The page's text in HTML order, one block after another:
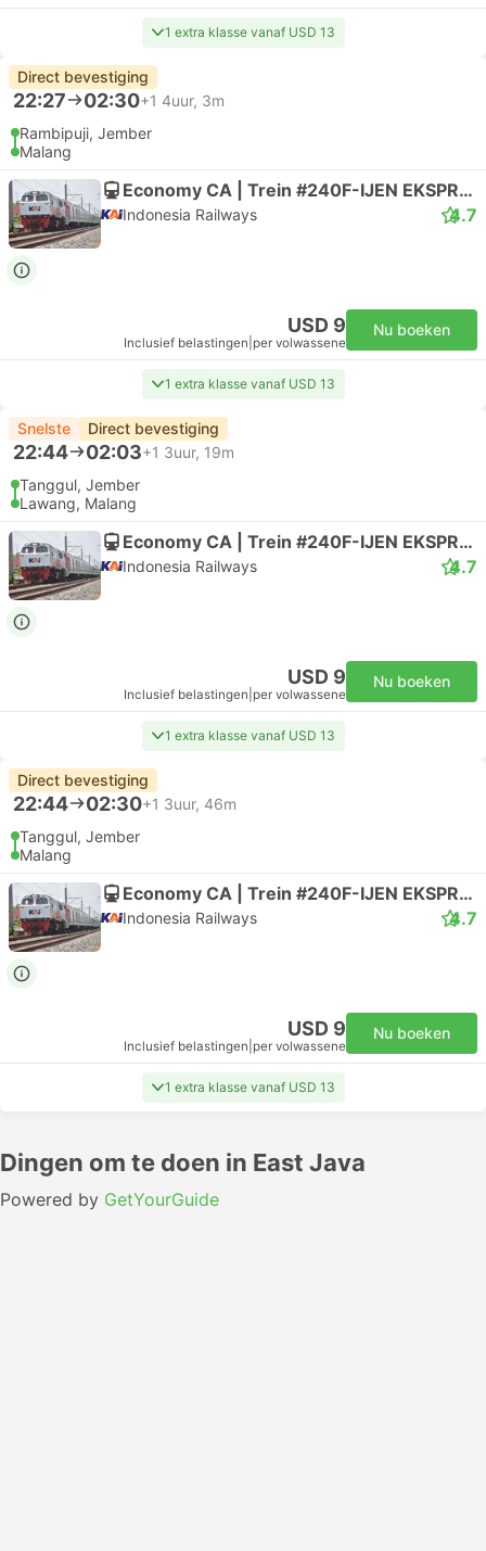
1 extra klasse vanaf USD 13
Direct bevestiging
22:27 02:30+1 4uur, 3m
Rambipuji, Jember
Malang
Economy CA | Trein #240F-IJEN EKSPRES
Indonesia Railways 4.7
USD 9
Inclusief belastingen per volwassene
Nu boeken
1 extra klasse vanaf USD 13
Snelste Direct bevestiging
22:44 02:03+1 3uur, 19m
Tanggul, Jember
Lawang, Malang
Economy CA | Trein #240F-IJEN EKSPRES
Indonesia Railways 4.7
USD 9
Inclusief belastingen per volwassene
Nu boeken
1 extra klasse vanaf USD 13
Direct bevestiging
22:44 02:30+1 3uur, 46m
Tanggul, Jember
Malang
Economy CA | Trein #240F-IJEN EKSPRES
Indonesia Railways 4.7
USD 9
Inclusief belastingen per volwassene
Nu boeken
1 extra klasse vanaf USD 13
Dingen om te doen in East Java
Powered by GetYourGuide